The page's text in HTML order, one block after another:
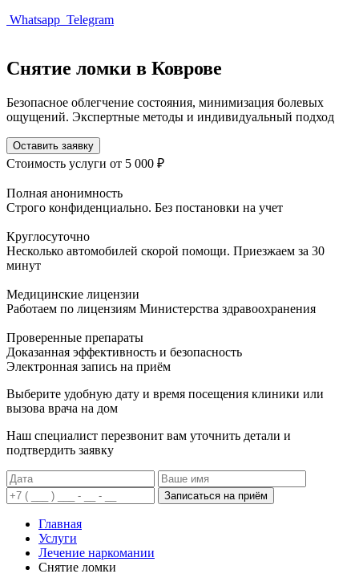
Whatsapp Telegram
Снятие ломки в Коврове
Безопасное облегчение состояния, минимизация болевых
ощущений. Экспертные методы и индивидуальный подход
Оставить заявку
Стоимость услуги от 5 000 ₽
Полная анонимность
Строго конфиденциально. Без постановки на учет
Круглосуточно
Несколько автомобилей скорой помощи. Приезжаем за 30
минут
Медицинские лицензии
Работаем по лицензиям Министерства здравоохранения
Проверенные препараты
Доказанная эффективность и безопасность
Электронная запись на приём
Выберите удобную дату и время посещения клиники или
вызова врача на дом
Наш специалист перезвонит вам уточнить детали и
подтвердить заявку
Записаться на приём
Главная
Услуги
Лечение наркомании
Снятие ломки